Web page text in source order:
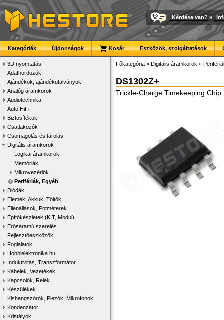
Kérdése van? »
Kategóriák Újdonságok Kosár Eszközök, szolgáltatások
3D nyomtatás
Adathordozók
Ajándékok, ajándékutalványok
Analóg áramkörök
Audiotechnika
Autó HiFi
Biztosítékok
Csatlakozók
Csomagolás és tárolás
Digitális áramkörök
Logikai áramkörök
Memóriák
Mikrovezérlők
Perifériák, Egyéb
Diódák
Elemek, Akkuk, Töltők
Ellenállások, Potméterek
Építőkészletek (KIT, Modul)
Erősáramú szerelés
Fejlesztőeszközök
Foglalatok
Hobbielektronika.hu
Induktivitás, Transzformátor
Kábelek, Vezetékek
Kapcsolók, Relék
Készülékek
Kishangszórók, Piezók, Mikrofonok
Kondenzátor
Kristályok
Főkategória » Digitális áramkörök »
DS1302Z+
Trickle-Charge Timekeeping Chip